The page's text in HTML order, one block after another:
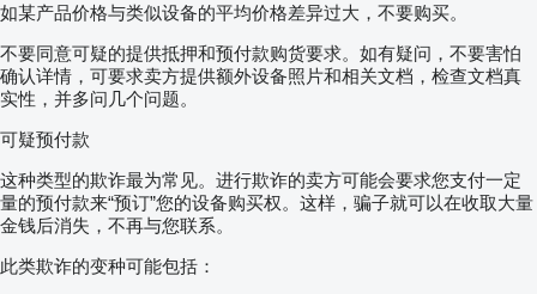
如某产品价格与类似设备的平均价格差异过大，不要购买。
不要同意可疑的提供抵押和预付款购货要求。如有疑问，不要害怕
确认详情，可要求卖方提供额外设备照片和相关文档，检查文档真
实性，并多问几个问题。
可疑预付款
这种类型的欺诈最为常见。进行欺诈的卖方可能会要求您支付一定
量的预付款来“预订”您的设备购买权。这样，骗子就可以在收取大量
金钱后消失，不再与您联系。
此类欺诈的变种可能包括：